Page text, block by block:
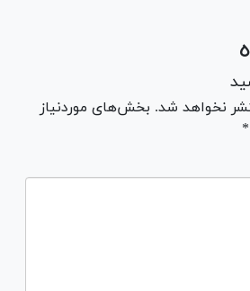
نخواهد شد. بخش‌های موردنیاز